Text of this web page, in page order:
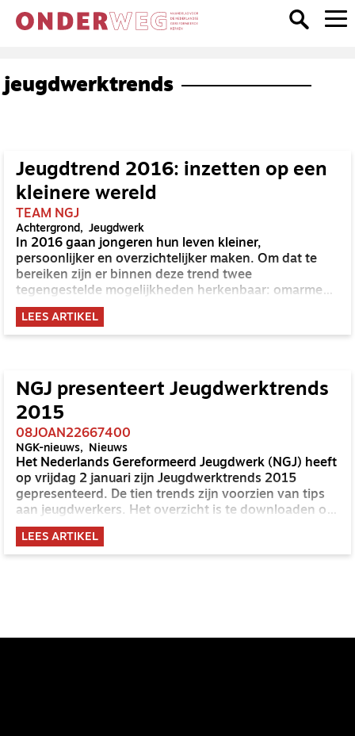
jeugdwerktrends
Jeugdtrend 2016: inzetten op een
kleinere wereld
TEAM NGJ
Achtergrond Jeugdwerk
In 2016 gaan jongeren hun leven kleiner,
persoonlijker en overzichtelijker maken. Om dat te
bereiken zijn er binnen deze trend twee
tegengestelde mogelijkheden herkenbaar: omarmen
of buitensluiten. Zo wordt er voor personen en ideeën
die de wereld overzichtelijker en rijker maken ruimte
gemaakt. En alles wat dat niet doet, wordt
LEES ARTIKEL
NGJ presenteert Jeugdwerktrends
2015
08JOAN22667400
NGK-nieuws Nieuws
Het Nederlands Gereformeerd Jeugdwerk (NGJ) heeft
op vrijdag 2 januari zijn Jeugdwerktrends 2015
gepresenteerd. De tien trends zijn voorzien van tips
aan jeugdwerkers. Het overzicht is te downloaden op
de website van het NGJ.
LEES ARTIKEL